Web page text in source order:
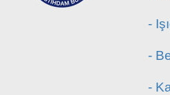
-
-
-